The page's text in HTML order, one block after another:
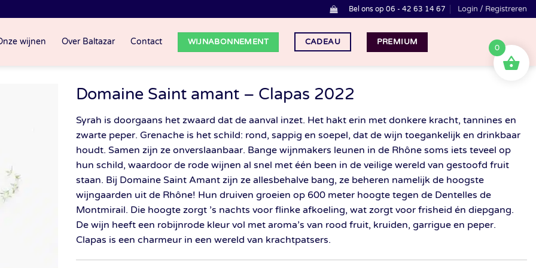
Bel ons op 06 - 42 63 14 67 Login / Registreren
wijnen Over Baltazar Contact WIJNABONNEMENT CADEAU PREMIUM
Domaine Saint amant – Clapas 2022
Syrah is doorgaans het zwaard dat de aanval inzet. Het hakt erin met donkere kracht, tannines en
zwarte peper. Grenache is het schild: rond, sappig en soepel, dat de wijn toegankelijk en drinkbaar
houdt. Samen zijn ze onverslaanbaar. Bange wijnmakers leunen in de Rhône soms iets teveel op
hun schild, waardoor de rode wijnen al snel met één been in de veilige wereld van gestoofd fruit
staan. Bij Domaine Saint Amant zijn ze allesbehalve bang, ze beheren namelijk de hoogste
wijngaarden uit de Rhône! Hun druiven groeien op 600 meter hoogte tegen de Dentelles de
Montmirail. Die hoogte zorgt ’s nachts voor flinke afkoeling, wat zorgt voor frisheid én diepgang.
De wijn heeft een robijnrode kleur vol met aroma’s van rood fruit, kruiden, garrigue en peper.
Clapas is een charmeur in een wereld van krachtpatsers.
0